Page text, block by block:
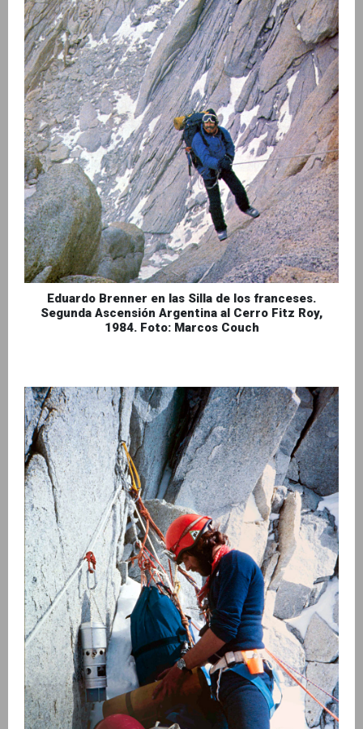
Eduardo Brenner en las Silla de los franceses.
Segunda Ascensión Argentina al Cerro Fitz Roy,
1984. Foto: Marcos Couch